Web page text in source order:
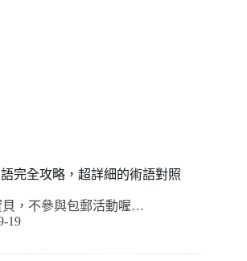
完全攻略，超詳細的術語對照
貝，不參與包郵活動喔…
19